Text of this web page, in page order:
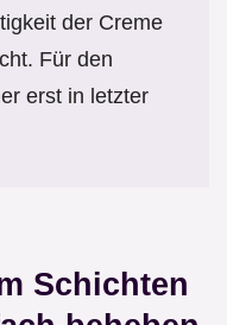
der Creme
Für den
erst in letzter
Schichten